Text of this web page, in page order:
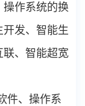
作系统的换
发、智能生
联、智能超宽
件、操作系